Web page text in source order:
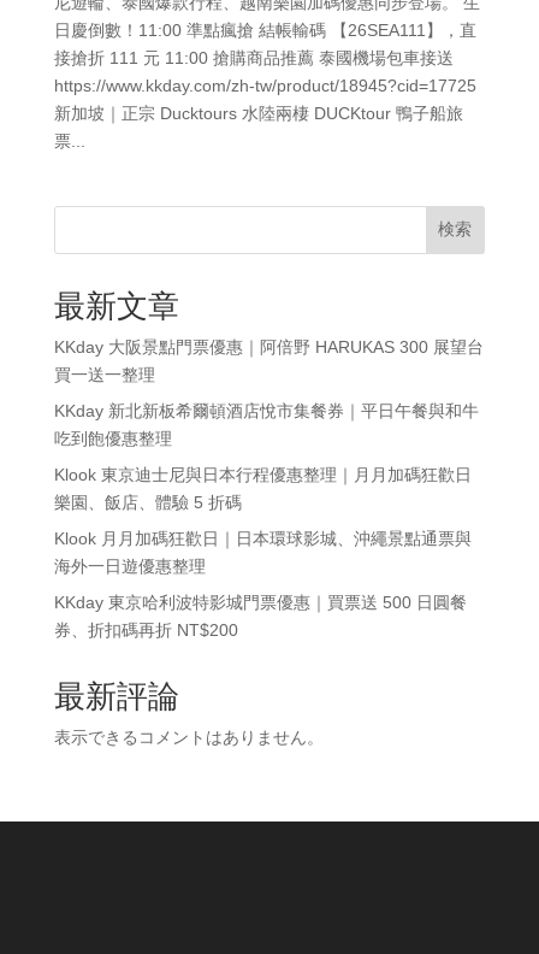
日慶倒數！11:00 準點瘋搶 結帳輸碼 【26SEA111】，直
接搶折 111 元 11:00 搶購商品推薦 泰國機場包車接送
https://www.kkday.com/zh-tw/product/18945?cid=17725
新加坡｜正宗 Ducktours 水陸兩棲 DUCKtour 鴨子船旅
票...
検索
最新文章
KKday 大阪景點門票優惠｜阿倍野 HARUKAS 300 展望台
買一送一整理
KKday 新北新板希爾頓酒店悅市集餐券｜平日午餐與和牛
吃到飽優惠整理
Klook 東京迪士尼與日本行程優惠整理｜月月加碼狂歡日
樂園、飯店、體驗 5 折碼
Klook 月月加碼狂歡日｜日本環球影城、沖繩景點通票與
海外一日遊優惠整理
KKday 東京哈利波特影城門票優惠｜買票送 500 日圓餐
券、折扣碼再折 NT$200
最新評論
表示できるコメントはありません。